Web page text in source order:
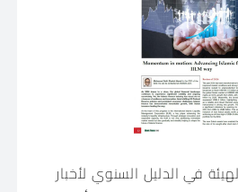
في الدليل السنوي لأخبار